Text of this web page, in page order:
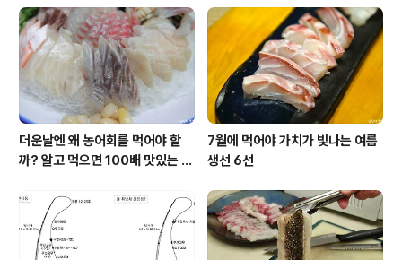
기가 많습니다. 그런데 잘 구워진 열빙어에서 기생충이 나
올 수 있다는 사실을 여러분들은 아시는지요? 지금까지는
생물 생선에서 발견된 기생충(아니사키스)에 대해 감염의
경로와 인체에 미치는 영향에 대해 알아봤습니다...
더운날엔 왜 농어회를 먹어야 할
까? 알고 먹으면 100배 맛있는 농
7월에 먹어야 가치가 빛나는 여름
생선 6선